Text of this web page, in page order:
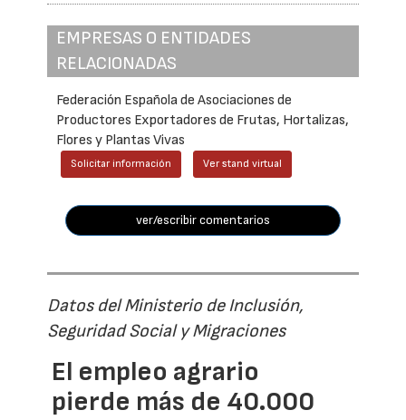
EMPRESAS O ENTIDADES
RELACIONADAS
Federación Española de Asociaciones de
Productores Exportadores de Frutas, Hortalizas,
Flores y Plantas Vivas
Solicitar información Ver stand virtual
ver/escribir comentarios
Datos del Ministerio de Inclusión,
Seguridad Social y Migraciones
El empleo agrario
pierde más de 40.000